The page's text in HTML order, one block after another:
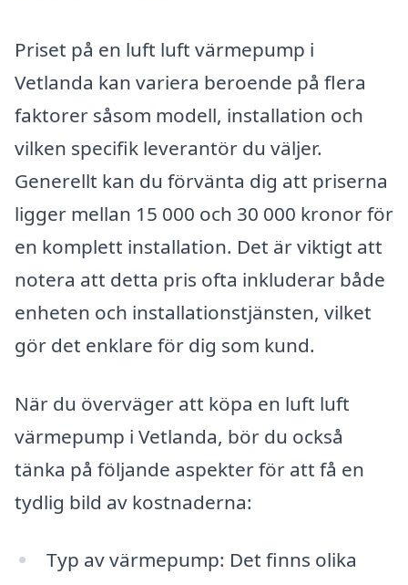
Priset på en luft luft värmepump i
Vetlanda kan variera beroende på flera
faktorer såsom modell, installation och
vilken specifik leverantör du väljer.
Generellt kan du förvänta dig att priserna
ligger mellan 15 000 och 30 000 kronor för
en komplett installation. Det är viktigt att
notera att detta pris ofta inkluderar både
enheten och installationstjänsten, vilket
gör det enklare för dig som kund.
När du överväger att köpa en luft luft
värmepump i Vetlanda, bör du också
tänka på följande aspekter för att få en
tydlig bild av kostnaderna:
Typ av värmepump: Det finns olika